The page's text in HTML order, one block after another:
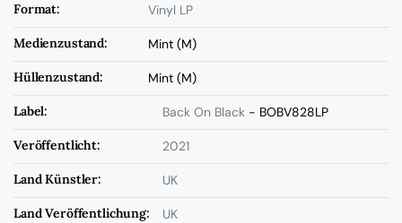
Format: Vinyl LP
Medienzustand: Mint (M)
Hüllenzustand: Mint (M)
Label: Back On Black - BOBV828LP
Veröffentlicht: 2021
Land Künstler: UK
Land Veröffentlichung: UK